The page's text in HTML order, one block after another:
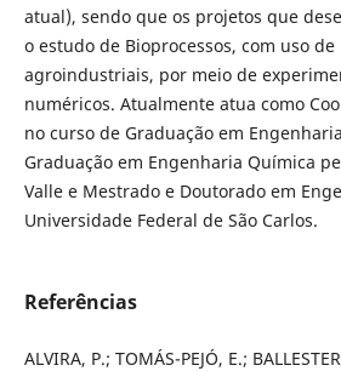
atual), sendo que os projetos que
o estudo de Bioprocessos, com uso de
agroindustriais, por meio de
numéricos. Atualmente atua como
no curso de Graduação em
Graduação em Engenharia Química
Valle e Mestrado e Doutorado em
Universidade Federal de São Carlos.
Referências
ALVIRA, P.; TOMÁS-PEJÓ, E.;